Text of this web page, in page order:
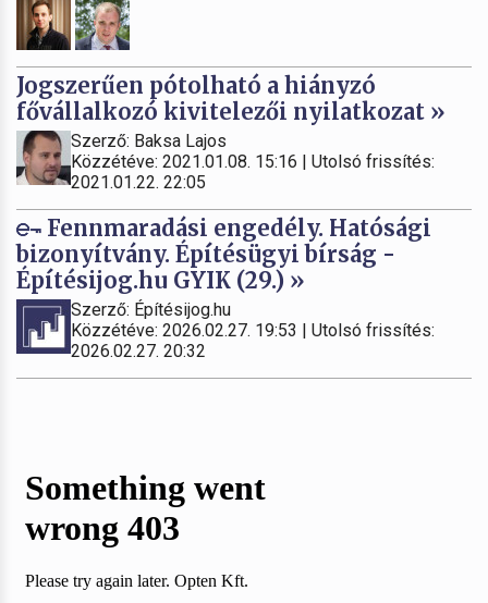
Jogszerűen pótolható a hiányzó
fővállalkozó kivitelezői nyilatkozat »
Szerző: Baksa Lajos
Közzétéve: 2021.01.08. 15:16 | Utolsó frissítés:
2021.01.22. 22:05
Fennmaradási engedély. Hatósági
bizonyítvány. Építésügyi bírság -
Építésijog.hu GYIK (29.) »
Szerző: Építésijog.hu
Közzétéve: 2026.02.27. 19:53 | Utolsó frissítés:
2026.02.27. 20:32